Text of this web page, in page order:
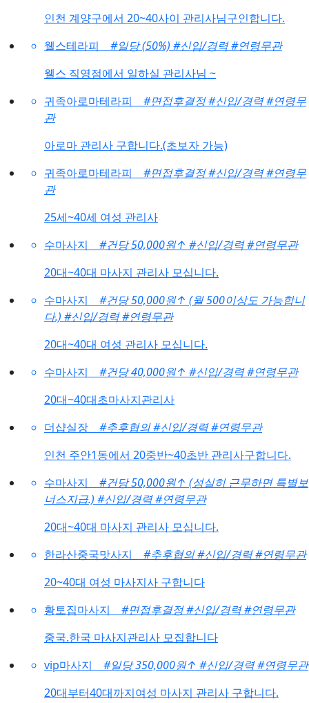
인천 계양구에서 20~40사이 관리사님구인합니다.
웰스테라피
#일당 (50%) #신입/경력#연령무관
웰스 직영점에서 일하실 관리사님 ~
귀족아로마테라피
#면접후결정#신입/경력#연령무
관
아로마 관리사 구합니다.(초보자 가능)
귀족아로마테라피
#면접후결정#신입/경력#연령무
관
25세~40세 여성 관리사
수마사지
#건당 50,000원↑ #신입/경력#연령무관
20대~40대 마사지 관리사 모십니다.
수마사지
#건당 50,000원↑ (월 500이상도 가능합니
다.) #신입/경력#연령무관
20대~40대 여성 관리사 모십니다.
수마사지
#건당 40,000원↑ #신입/경력#연령무관
20대~40대초마사지관리사
더샵실장
#추후협의#신입/경력#연령무관
인천 주안1동에서 20중반~40초반 관리사구합니다.
수마사지
#건당 50,000원↑ (성실히 근무하면 특별보
너스지급.) #신입/경력#연령무관
20대~40대 마사지 관리사 모십니다.
한라산중국맛사지
#추후협의#신입/경력#연령무관
20~40대 여성 마사지사 구합니다
황토집마사지
#면접후결정#신입/경력#연령무관
중국.한국 마사지관리사 모집합니다
vip마사지
#일당 350,000원↑ #신입/경력#연령무관
20대부터40대까지여성 마사지 관리사 구합니다.